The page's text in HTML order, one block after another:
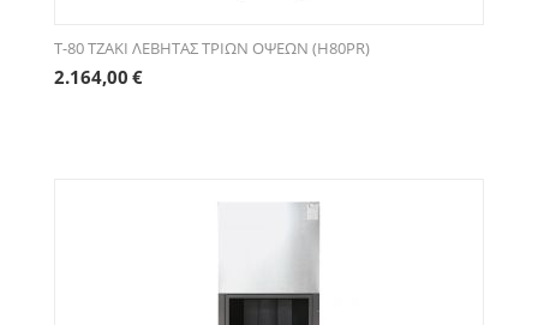
T-80 ΤΖΑΚΙ ΛΕΒΗΤΑΣ ΤΡΙΩΝ ΟΨΕΩΝ (H80PR)
2.164,00 €